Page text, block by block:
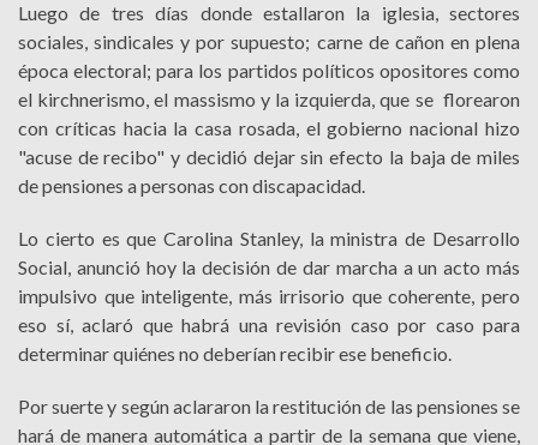
Luego de tres días donde estallaron la iglesia, sectores
sociales, sindicales y por supuesto; carne de cañon en plena
época electoral; para los partidos políticos opositores como
el kirchnerismo, el massismo y la izquierda, que se florearon
con críticas hacia la casa rosada, el gobierno nacional hizo
"acuse de recibo" y decidió dejar sin efecto la baja de miles
de pensiones a personas con discapacidad.
Lo cierto es que Carolina Stanley, la ministra de Desarrollo
Social, anunció hoy la decisión de dar marcha a un acto más
impulsivo que inteligente, más irrisorio que coherente, pero
eso sí, aclaró que habrá una revisión caso por caso para
determinar quiénes no deberían recibir ese beneficio.
Por suerte y según aclararon la restitución de las pensiones se
hará de manera automática a partir de la semana que viene,